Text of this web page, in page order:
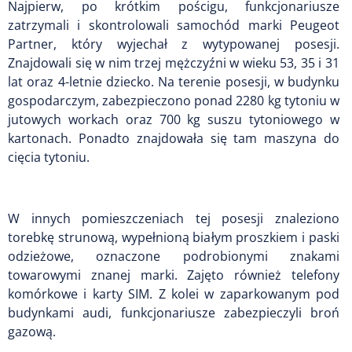
Najpierw, po krótkim pościgu, funkcjonariusze
zatrzymali i skontrolowali samochód marki Peugeot
Partner, który wyjechał z wytypowanej posesji.
Znajdowali się w nim trzej mężczyźni w wieku 53, 35 i 31
lat oraz 4-letnie dziecko. Na terenie posesji, w budynku
gospodarczym, zabezpieczono ponad 2280 kg tytoniu w
jutowych workach oraz 700 kg suszu tytoniowego w
kartonach. Ponadto znajdowała się tam maszyna do
cięcia tytoniu.
W innych pomieszczeniach tej posesji znaleziono
torebkę strunową, wypełnioną białym proszkiem i paski
odzieżowe, oznaczone podrobionymi znakami
towarowymi znanej marki. Zajęto również telefony
komórkowe i karty SIM. Z kolei w zaparkowanym pod
budynkami audi, funkcjonariusze zabezpieczyli broń
gazową.